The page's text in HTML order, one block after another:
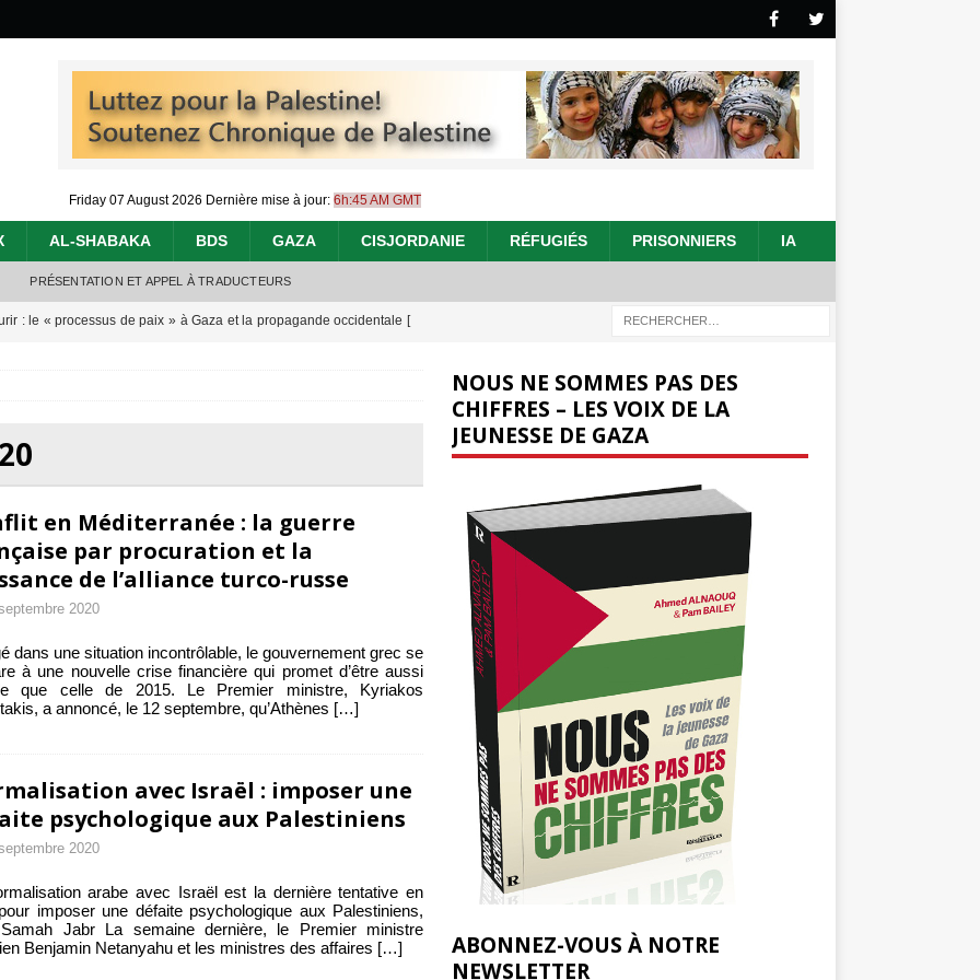
Friday 07 August 2026 Dernière mise à jour: 6h:45 AM GMT
AL-SHABAKA BDS GAZA CISJORDANIE RÉFUGIÉS PRISONNIERS IA
PRÉSENTATION ET APPEL À TRADUCTEURS
: le « processus de paix » à Gaza et la propagande occidentale [
: l’histoire de Gaza au-delà des chiffres
annonce un « accord de paix » à Gaza, les Israéliens multiplie les
bombardent des entrepôts de médicaments, aggravant ainsi la
dramatique [ 7 août 2026 ]
en Méditerranée : la guerre
par procuration et la
de l’alliance turco-russe
2020
dans une situation incontrôlable, le gouvernement grec se
à une nouvelle crise financière qui promet d’être aussi
que celle de 2015. Le Premier ministre, Kyriakos
a annoncé, le 12 septembre, qu’Athènes […]
avec Israël : imposer une
psychologique aux Palestiniens
2020
arabe avec Israël est la dernière tentative en
imposer une défaite psychologique aux Palestiniens,
Jabr La semaine dernière, le Premier ministre
Benjamin Netanyahu et les ministres des affaires […]
NOUS NE SOMMES PAS DES
CHIFFRES – LES VOIX DE LA
JEUNESSE DE GAZA
ABONNEZ-VOUS À NOTRE
NEWSLETTER